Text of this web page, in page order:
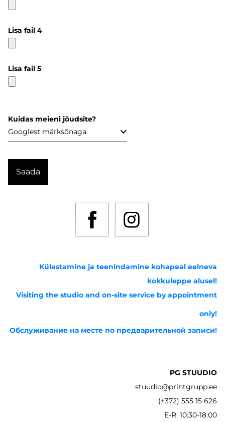
Lisa fail 4
Lisa fail 5
Kuidas meieni jõudsite?
Külastamine ja teenindamine kohapeal eelneva
kokkuleppe alusel!
Visiting the studio and on-site service by appointment
only!
Обслуживание на месте по предварительной записи!
PG STUUDIO
stuudio@printgrupp.ee
(+372) 555 15 626
E-R: 10:30-18:00